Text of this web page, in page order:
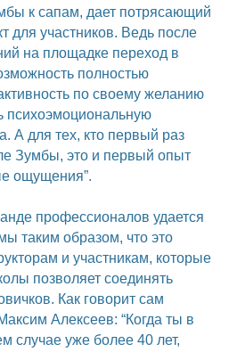
к сапам, дает потрясающий
для участников. Ведь после
на площадке переход в
полностью
по своему желанию
психоэмоциональную
А для тех, кто первый раз
Зумбы, это и первый опыт
ощущения”.
профессионалов удается
таким образом, что это
и участникам, которые
позволяет соединять
Как говорит сам
Алексеев: “Когда ты в
случае уже более 40 лет,